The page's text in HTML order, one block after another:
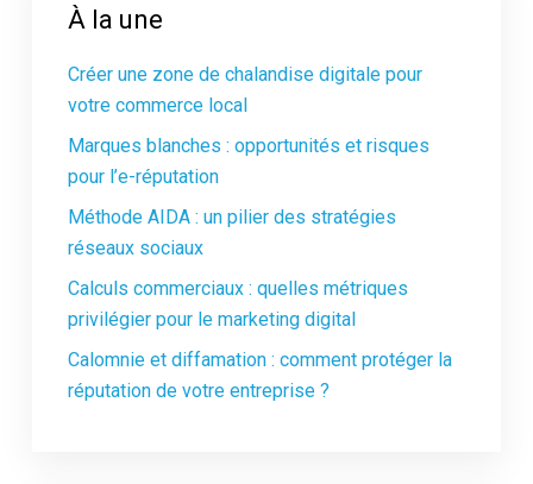
À la une
Créer une zone de chalandise digitale pour
votre commerce local
Marques blanches : opportunités et risques
pour l’e-réputation
Méthode AIDA : un pilier des stratégies
réseaux sociaux
Calculs commerciaux : quelles métriques
privilégier pour le marketing digital
Calomnie et diffamation : comment protéger la
réputation de votre entreprise ?